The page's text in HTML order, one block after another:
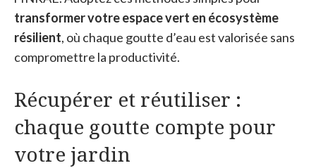
transformer votre espace vert en écosystème
résilient, où chaque goutte d’eau est valorisée sans
compromettre la productivité.
Récupérer et réutiliser :
chaque goutte compte pour
votre jardin